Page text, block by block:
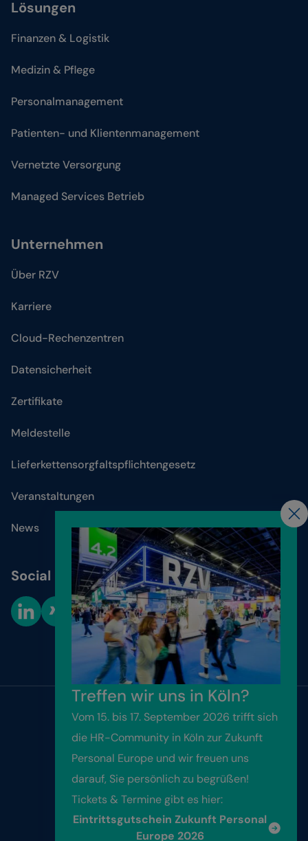
Lösungen
Finanzen & Logistik
Medizin & Pflege
Personalmanagement
Patienten- und Klientenmanagement
Vernetzte Versorgung
Managed Services Betrieb
Unternehmen
Über RZV
Karriere
Cloud-Rechenzentren
Datensicherheit
Zertifikate
Meldestelle
Lieferkettensorgfaltspflichtengesetz
Veranstaltungen
News
Social Media
Cookie-Einstellungen
Website by Friendventure
Kontakt
Impressum
Datenschutz
Treffen wir uns in Köln?
Vom 15. bis 17. September 2026 trifft sich
die HR-Community in Köln zur Zukunft
Personal Europe und wir freuen uns
darauf, Sie persönlich zu begrüßen!
Tickets & Termine gibt es hier:
Eintrittsgutschein Zukunft Personal
Europe 2026